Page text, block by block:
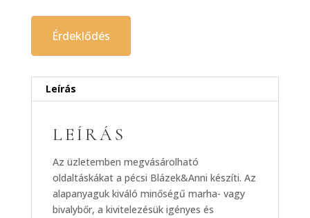
Érdeklődés
Leírás
LEÍRÁS
Az üzletemben megvásárolható
oldaltáskákat a pécsi Blázek&Anni készíti. Az
alapanyaguk kiváló minőségű marha- vagy
bivalybőr, a kivitelezésük igényes és